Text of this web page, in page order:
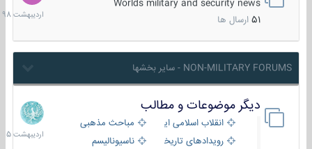
Worlds military and security news
51 ارسال ها
1398
NON-MILITARY FORUMS - سایر بخشها
دیگر موضوعات و مطالب
انقلاب اسلامی ایران
مباحث مذهبی
رویدادهای تاریخی و مذهبیناسیونالیسم
8
1405